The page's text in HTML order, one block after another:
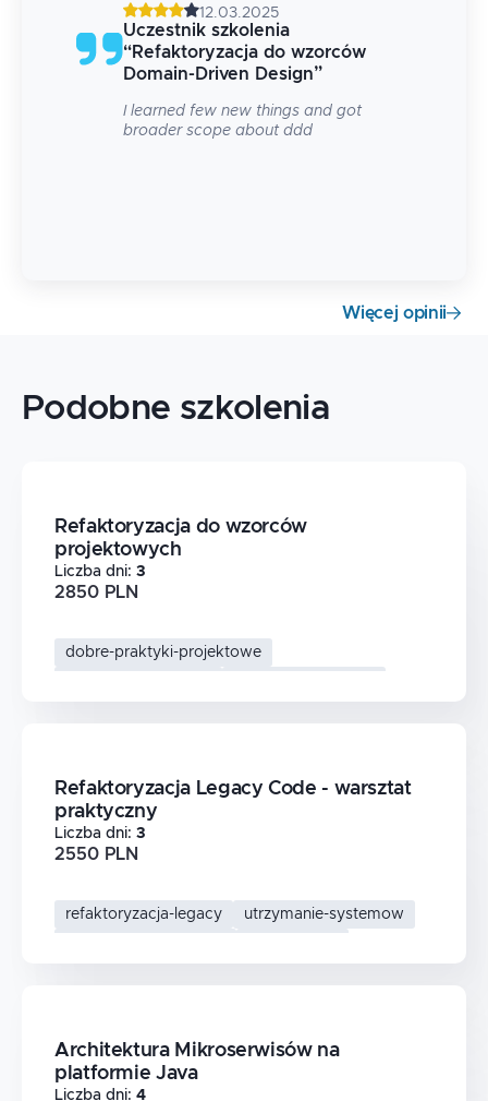
12.03.2025
Uczestnik szkolenia
“Refaktoryzacja do wzorców
Domain-Driven Design”
I learned few new things and got
broader scope about ddd
Więcej opinii
Podobne szkolenia
Refaktoryzacja do wzorców
projektowych
Liczba dni: 3
2850 PLN
dobre-praktyki-projektowe
Refaktoryzacja Legacy Code - warsztat
praktyczny
Liczba dni: 3
2550 PLN
refaktoryzacja-legacy
utrzymanie-systemow
Architektura Mikroserwisów na
platformie Java
Liczba dni: 4